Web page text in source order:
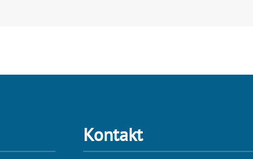
Kontakt